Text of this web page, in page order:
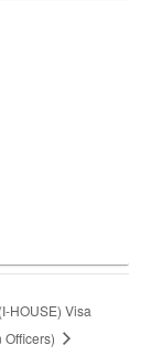
HOUSE) Visa